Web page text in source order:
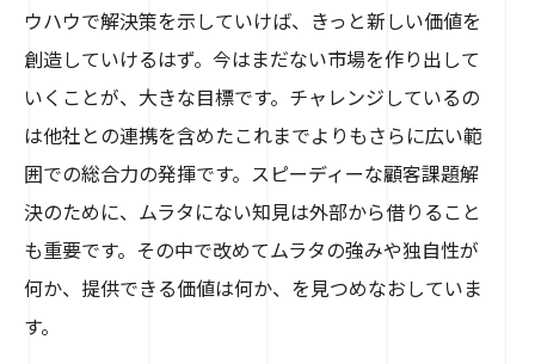
ウハウで解決策を示していけば、きっと新しい価値を
創造していけるはず。今はまだない市場を作り出して
いくことが、大きな目標です。チャレンジしているの
は他社との連携を含めたこれまでよりもさらに広い範
囲での総合力の発揮です。スピーディーな顧客課題解
決のために、ムラタにない知見は外部から借りること
も重要です。その中で改めてムラタの強みや独自性が
何か、提供できる価値は何か、を見つめなおしていま
す。